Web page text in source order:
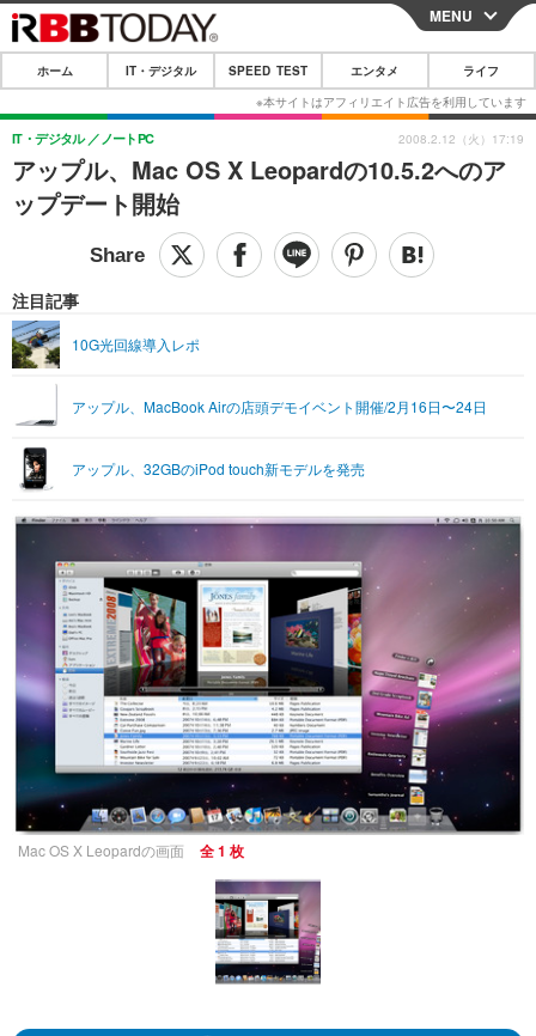
CLOSE
ホーム
IT・デジタル
IT・デジタルTOP スマートフォン
ショッピング その他
SPEED TEST
エンタメTOP 映画・ドラマ
グラビア ブログ
ショッピング
ライフTOP
リリース一覧
プッシュ通知の停止方法
MENU
ホーム IT・デジタル SPEED TEST エンタメ ライフ
アップル、Mac OS X Leopardの10.5.2へのア
ップデート開始
IT・デジタル ノートPC
注目記事
10G光回線導入レポ
アップル、MacBook Airの店頭デモイベント開催/2月16日〜24日
アップル、32GBのiPod touch新モデルを発売
2008.2.12（火）17:19
Mac OS X Leopardの画面 全 1 枚